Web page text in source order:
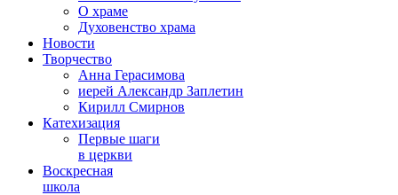
О храме
Духовенство храма
Новости
Творчество
Анна Герасимова
иерей Александр Заплетин
Кирилл Смирнов
Катехизация
Первые шаги
в церкви
Воскресная
школа